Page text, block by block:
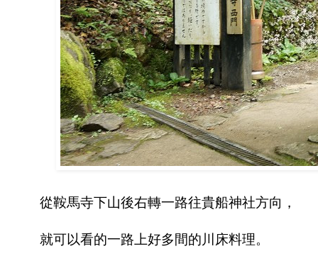
從鞍馬寺下山後右轉一路往貴船神社方向，
就可以看的一路上好多間的川床料理。